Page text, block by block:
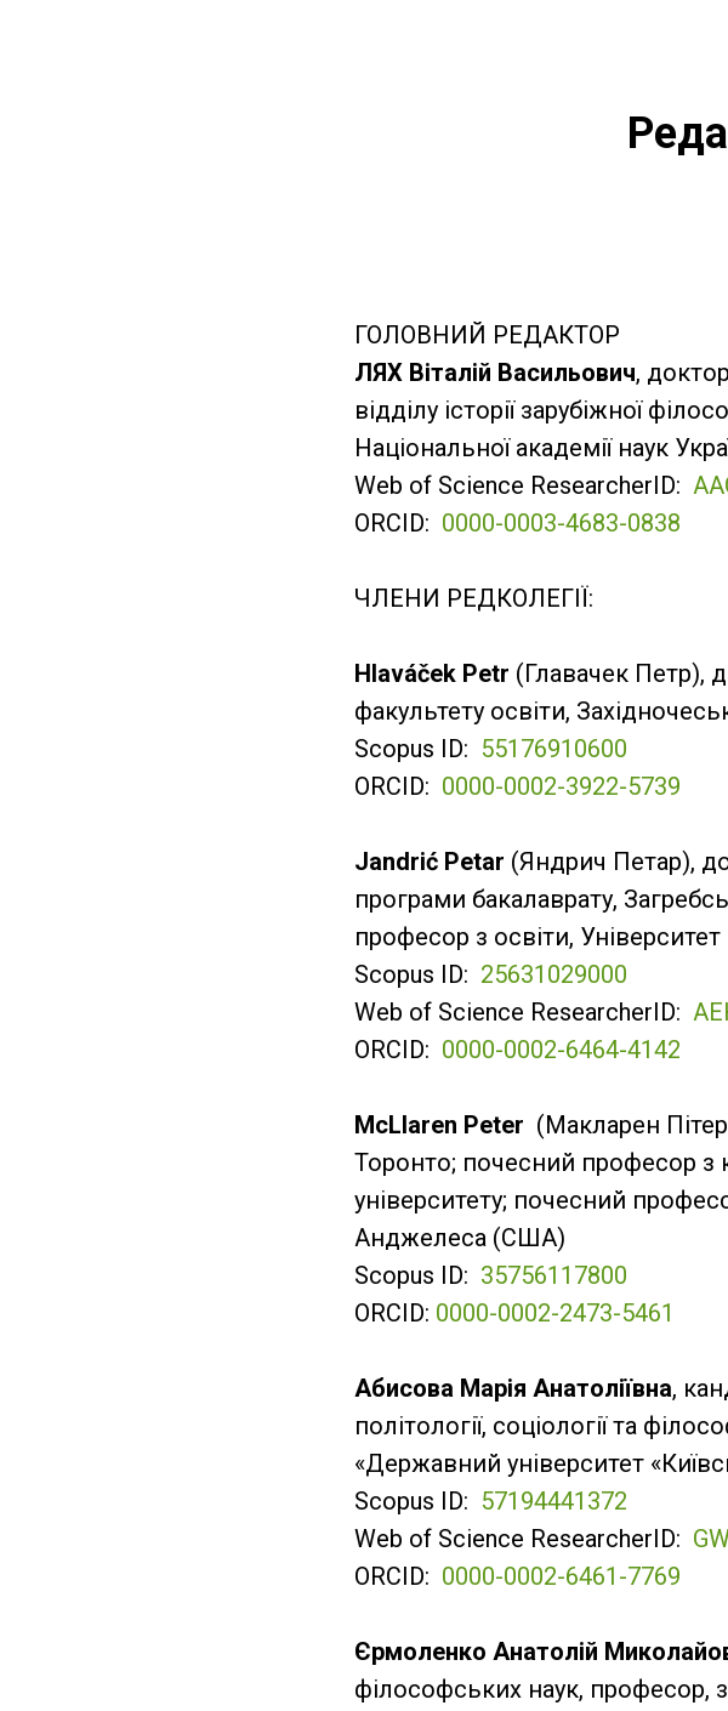
ГОЛОВНИЙ РЕДАКТОР
ЛЯХ Віталій Васильович,
відділу історії зарубіжної
Національної академії наук
Web of Science ResearcherID:
ORCID: 0000-0003-4683-0838
ЧЛЕНИ РЕДКОЛЕГІЇ:
Hlaváček Petr (Главачек Петр),
факультету освіти,
Scopus ID: 55176910600
ORCID: 0000-0002-3922-5739
Jandrić Petar (Яндрич Петар),
програми бакалаврату,
професор з освіти,
Scopus ID: 25631029000
Web of Science ResearcherID:
ORCID: 0000-0002-6464-4142
McLlaren Peter (Макларен
Торонто; почесний професор
університету; почесний
Анджелеса (США)
Scopus ID: 35756117800
ORCID: 0000-0002-2473-5461
Aбисовa Мaрія Aнaтоліївнa,
політології, соціології тa
«Державний університет
Scopus ID: 57194441372
Web of Science ResearcherID:
ORCID: 0000-0002-6461-7769
Єрмоленко Анатолій
філософських наук, професор,